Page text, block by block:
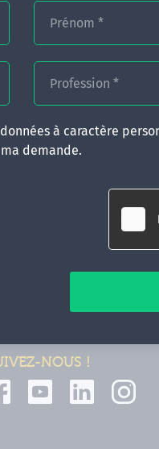
Prénom *
Profession *
à caractère
demande.
NOUS !